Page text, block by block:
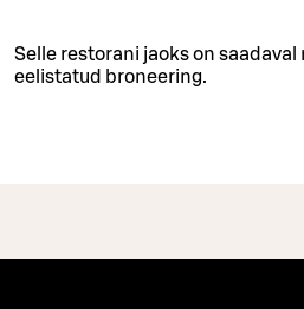
Selle restorani jaoks on
eelistatud broneering.